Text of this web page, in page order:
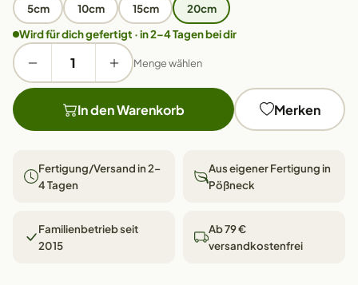
5cm 10cm 15cm
20cm
Wird für dich gefertigt · in 2–4 Tagen bei dir
Menge wählen
In den Warenkorb Merken
Fertigung/Versand in 2–
4 Tagen
Aus eigener Fertigung in
Pößneck
Familienbetrieb seit
2015
Ab 79 €
versandkostenfrei